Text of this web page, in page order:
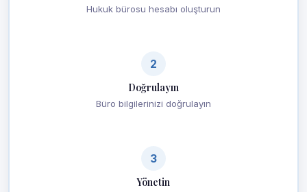
Hukuk bürosu hesabı oluşturun
2
Doğrulayın
Büro bilgilerinizi doğrulayın
3
Yönetin